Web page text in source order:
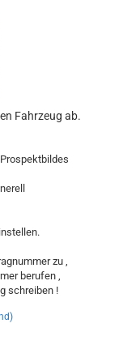
Fahrzeug ab.
zu ,
berufen ,
schreiben !